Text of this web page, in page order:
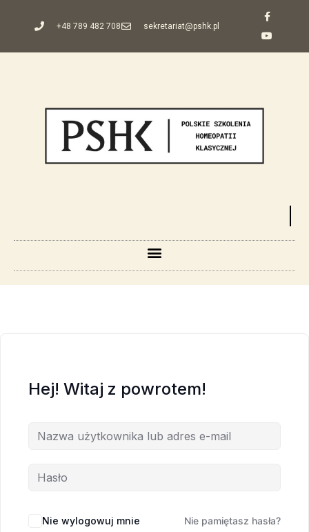
+48 789 482 708 sekretariat@pshk.pl
Hej! Witaj z powrotem!
Nie wylogowuj mnie Nie pamiętasz hasła?